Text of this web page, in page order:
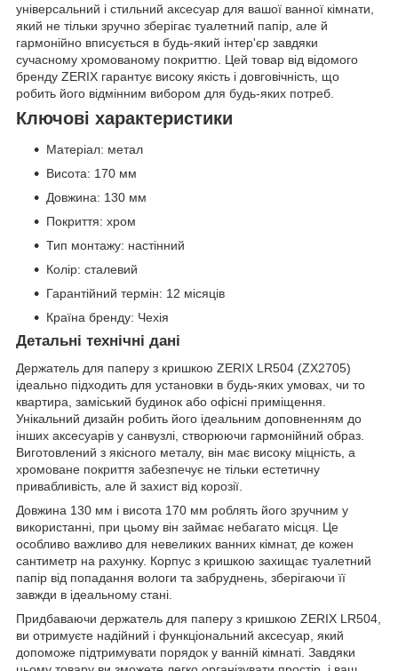
універсальний і стильний аксесуар для вашої ванної кімнати,
який не тільки зручно зберігає туалетний папір, але й
гармонійно вписується в будь-який інтер'єр завдяки
сучасному хромованому покриттю. Цей товар від відомого
бренду ZERIX гарантує високу якість і довговічність, що
робить його відмінним вибором для будь-яких потреб.
Ключові характеристики
Матеріал: метал
Висота: 170 мм
Довжина: 130 мм
Покриття: хром
Тип монтажу: настінний
Колір: сталевий
Гарантійний термін: 12 місяців
Країна бренду: Чехія
Детальні технічні дані
Держатель для паперу з кришкою ZERIX LR504 (ZX2705)
ідеально підходить для установки в будь-яких умовах, чи то
квартира, заміський будинок або офісні приміщення.
Унікальний дизайн робить його ідеальним доповненням до
інших аксесуарів у санвузлі, створюючи гармонійний образ.
Виготовлений з якісного металу, він має високу міцність, а
хромоване покриття забезпечує не тільки естетичну
привабливість, але й захист від корозії.
Довжина 130 мм і висота 170 мм роблять його зручним у
використанні, при цьому він займає небагато місця. Це
особливо важливо для невеликих ванних кімнат, де кожен
сантиметр на рахунку. Корпус з кришкою захищає туалетний
папір від попадання вологи та забруднень, зберігаючи її
завжди в ідеальному стані.
Придбаваючи держатель для паперу з кришкою ZERIX LR504,
ви отримуєте надійний і функціональний аксесуар, який
допоможе підтримувати порядок у ванній кімнаті. Завдяки